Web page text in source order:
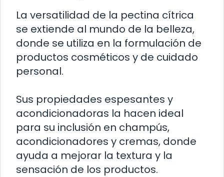
La versatilidad de la pectina cítrica
se extiende al mundo de la belleza,
donde se utiliza en la formulación de
productos cosméticos y de cuidado
personal.
Sus propiedades espesantes y
acondicionadoras la hacen ideal
para su inclusión en champús,
acondicionadores y cremas, donde
ayuda a mejorar la textura y la
sensación de los productos.